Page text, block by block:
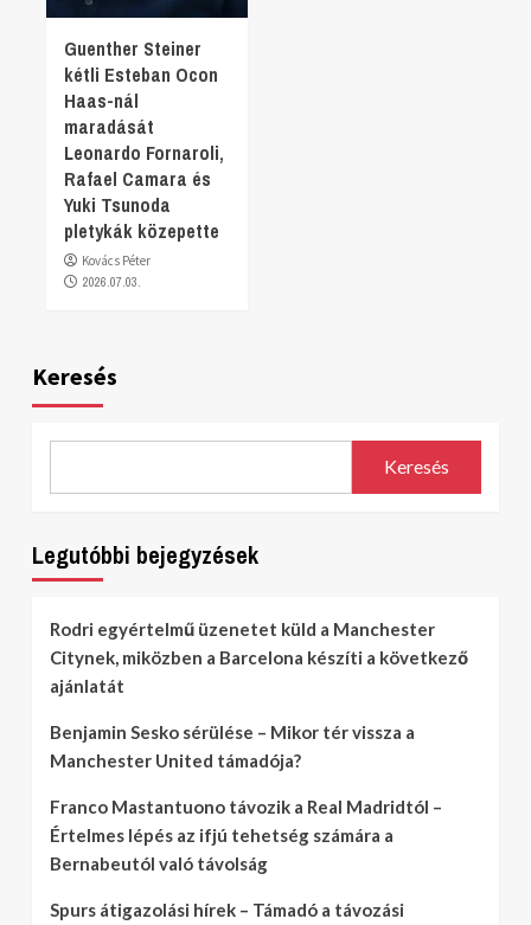
Guenther Steiner
kétli Esteban Ocon
Haas-nál
maradását
Leonardo Fornaroli,
Rafael Camara és
Yuki Tsunoda
pletykák közepette
Kovács Péter
2026.07.03.
Keresés
Keresés
Legutóbbi bejegyzések
Rodri egyértelmű üzenetet küld a Manchester
Citynek, miközben a Barcelona készíti a következő
ajánlatát
Benjamin Sesko sérülése – Mikor tér vissza a
Manchester United támadója?
Franco Mastantuono távozik a Real Madridtól –
Értelmes lépés az ifjú tehetség számára a
Bernabeutól való távolság
Spurs átigazolási hírek – Támadó a távozási